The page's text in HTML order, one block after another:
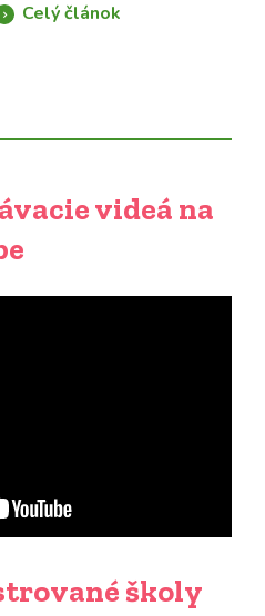
Celý článok
videá na
školy